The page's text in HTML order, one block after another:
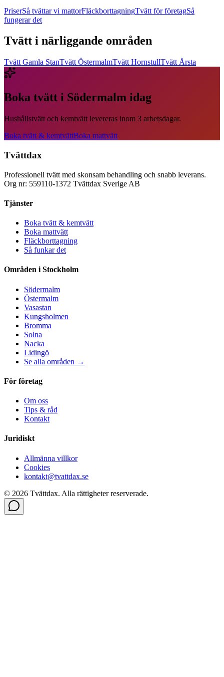
PriserSå tvättar vi mattorFläckborttagningTvätt för företagSå
fungerar det
Tvätt i närliggande områden
Tvätt Gamla StanTvätt ÖstermalmTvätt HornstullTvätt Årsta
Boka tvätt i Södermalm idag
Hushållstvätt och kemtvätt levereras inom 3 arbetsdagar.
Boka tvätt & kemtvättBoka mattvätt
Tvättdax
Professionell tvätt med skonsam behandling och snabb leverans.
Org nr: 559110-1372 Tvättdax Sverige AB
Tjänster
Boka tvätt & kemtvätt
Boka mattvätt
Fläckborttagning
Så funkar det
Områden i Stockholm
Södermalm
Östermalm
Vasastan
Kungsholmen
Bromma
Solna
Nacka
Lidingö
Se alla områden →
För företag
Om oss
Tips & råd
Kontakt
Juridiskt
Allmänna villkor
Cookies
kontakt@tvattdax.se
© 2026 Tvättdax. Alla rättigheter reserverade.